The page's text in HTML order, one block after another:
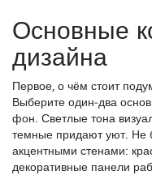
Основные
дизайна
Первое, о чём стоит
Выберите один‑два
фон. Светлые тона
темные придают уют. Не
акцентными стенами:
декоративные панели